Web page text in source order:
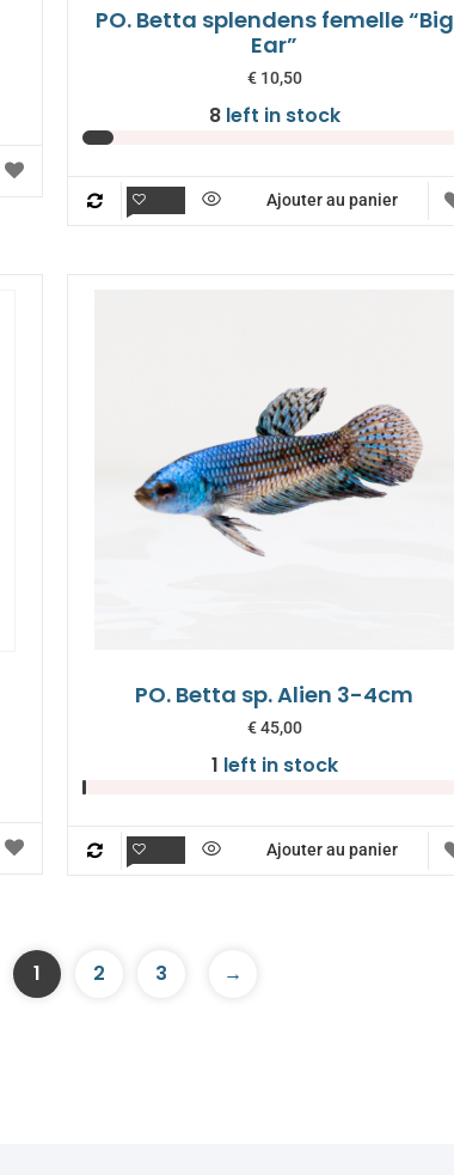
PO. Betta splendens femelle “Big
Ear”
€10,50
8left in stock
Ajouter au panier
PO. Betta sp. Alien 3-4cm
€45,00
1 left in stock
Ajouter au panier
1 2 3 →